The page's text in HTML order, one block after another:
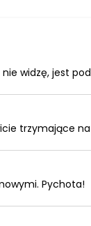
widzę, jest
trzymające
Pychota!